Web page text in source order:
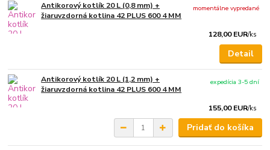
Antikorový kotlík 20 L (0,8 mm) +
žiaruvzdorná kotlina 42 PLUS 600 4 MM
128,00 EUR/ks
momentálne vypredané
Detail
Antikorový kotlík 20 L (1,2 mm) +
žiaruvzdorná kotlina 42 PLUS 600 4 MM
155,00 EUR/ks
expedícia 3-5 dní
Pridať do košíka